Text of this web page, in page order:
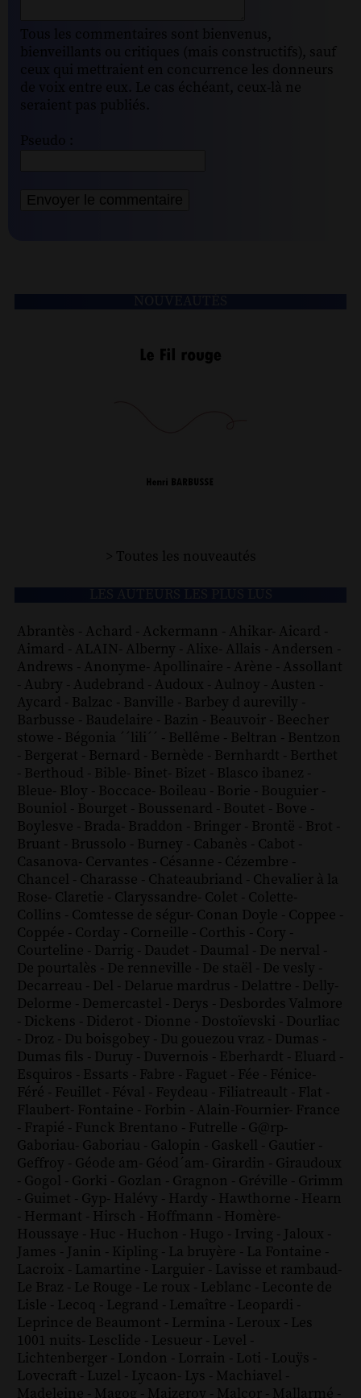
Tous les commentaires sont bienvenus,
bienveillants ou critiques (mais constructifs), sauf
ceux qui mettraient en concurrence les donneurs
de voix entre eux. Le cas échéant, ceux-là ne
seraient pas publiés.
Pseudo :
> Toutes les nouveautés
Abrantès - Achard - Ackermann - Ahikar- Aicard -
Aimard - ALAIN- Alberny - Alixe- Allais - Andersen -
Andrews - Anonyme- Apollinaire - Arène - Assollant
- Aubry - Audebrand - Audoux - Aulnoy - Austen -
Aycard - Balzac - Banville - Barbey d aurevilly -
Barbusse - Baudelaire - Bazin - Beauvoir - Beecher
stowe - Bégonia ´´lili´´ - Bellême - Beltran - Bentzon
- Bergerat - Bernard - Bernède - Bernhardt - Berthet
- Berthoud - Bible- Binet- Bizet - Blasco ibanez -
Bleue- Bloy - Boccace- Boileau - Borie - Bouguier -
Bouniol - Bourget - Boussenard - Boutet - Bove -
Boylesve - Brada- Braddon - Bringer - Brontë - Brot -
Bruant - Brussolo - Burney - Cabanès - Cabot -
Casanova- Cervantes - Césanne - Cézembre -
Chancel - Charasse - Chateaubriand - Chevalier à la
Rose- Claretie - Claryssandre- Colet - Colette-
Collins - Comtesse de ségur- Conan Doyle - Coppee -
Coppée - Corday - Corneille - Corthis - Cory -
Courteline - Darrig - Daudet - Daumal - De nerval -
De pourtalès - De renneville - De staël - De vesly -
Decarreau - Del - Delarue mardrus - Delattre - Delly-
Delorme - Demercastel - Derys - Desbordes Valmore
- Dickens - Diderot - Dionne - Dostoïevski - Dourliac
- Droz - Du boisgobey - Du gouezou vraz - Dumas -
Dumas fils - Duruy - Duvernois - Eberhardt - Eluard -
Esquiros - Essarts - Fabre - Faguet - Fée - Fénice-
Féré - Feuillet - Féval - Feydeau - Filiatreault - Flat -
Flaubert- Fontaine - Forbin - Alain-Fournier- France
- Frapié - Funck Brentano - Futrelle - G@rp-
Gaboriau- Gaboriau - Galopin - Gaskell - Gautier -
Geffroy - Géode am- Géod´am- Girardin - Giraudoux
- Gogol - Gorki - Gozlan - Gragnon - Gréville - Grimm
- Guimet - Gyp- Halévy - Hardy - Hawthorne - Hearn
- Hermant - Hirsch - Hoffmann - Homère-
Houssaye - Huc - Huchon - Hugo - Irving - Jaloux -
James - Janin - Kipling - La bruyère - La Fontaine -
Lacroix - Lamartine - Larguier - Lavisse et rambaud-
Le Braz - Le Rouge - Le roux - Leblanc - Leconte de
Lisle - Lecoq - Legrand - Lemaître - Leopardi -
Leprince de Beaumont - Lermina - Leroux - Les
1001 nuits- Lesclide - Lesueur - Level -
Lichtenberger - London - Lorrain - Loti - Louÿs -
Lovecraft - Luzel - Lycaon- Lys - Machiavel -
Madeleine - Magog - Maizeroy - Malcor - Mallarmé -